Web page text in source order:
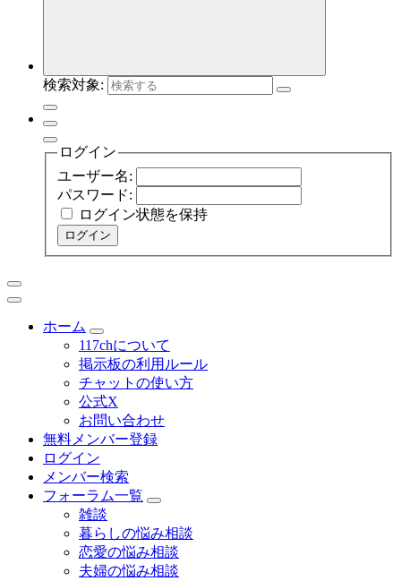
検索対象:
ログイン
ユーザー名:
パスワード:
ログイン状態を保持
ログイン
ホーム
117chについて
掲示板の利用ルール
チャットの使い方
公式X
お問い合わせ
無料メンバー登録
ログイン
メンバー検索
フォーラム一覧
雑談
暮らしの悩み相談
恋愛の悩み相談
夫婦の悩み相談